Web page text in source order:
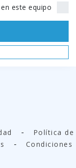
este equipo
-
Política de
-
Condiciones